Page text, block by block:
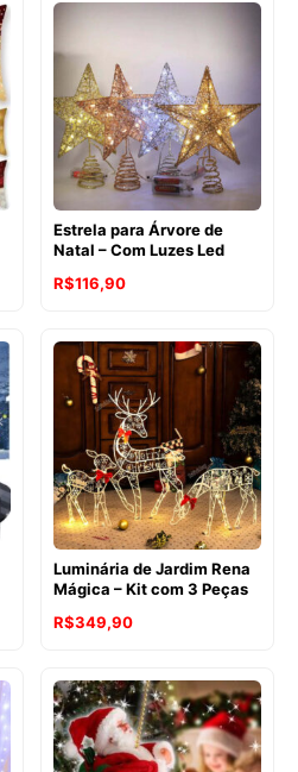
preço:
através
R$297,90
Estrela para Árvore de
Natal – Com Luzes Led
R$116,90
Luminária de Jardim Rena
Mágica – Kit com 3 Peças
R$349,90